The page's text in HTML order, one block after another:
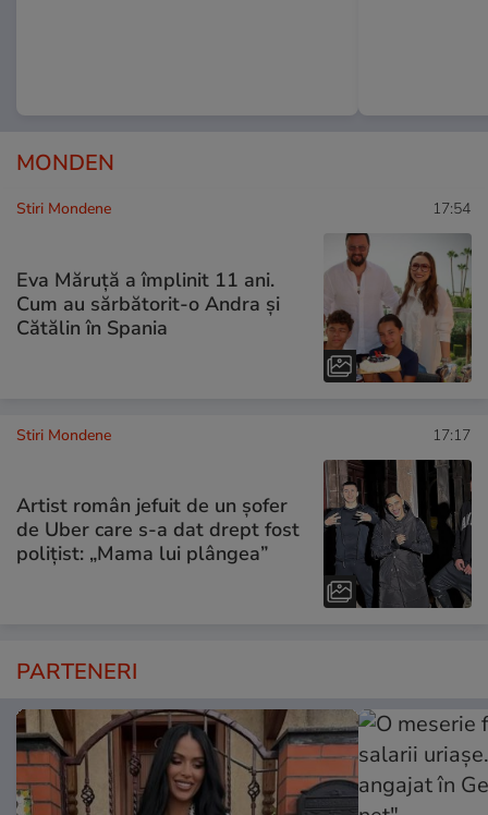
MONDEN
Stiri Mondene 17:54
Eva Măruță a împlinit 11 ani.
Cum au sărbătorit-o Andra și
Cătălin în Spania
Stiri Mondene 17:17
Artist român jefuit de un șofer
de Uber care s-a dat drept fost
polițist: „Mama lui plângea”
PARTENERI